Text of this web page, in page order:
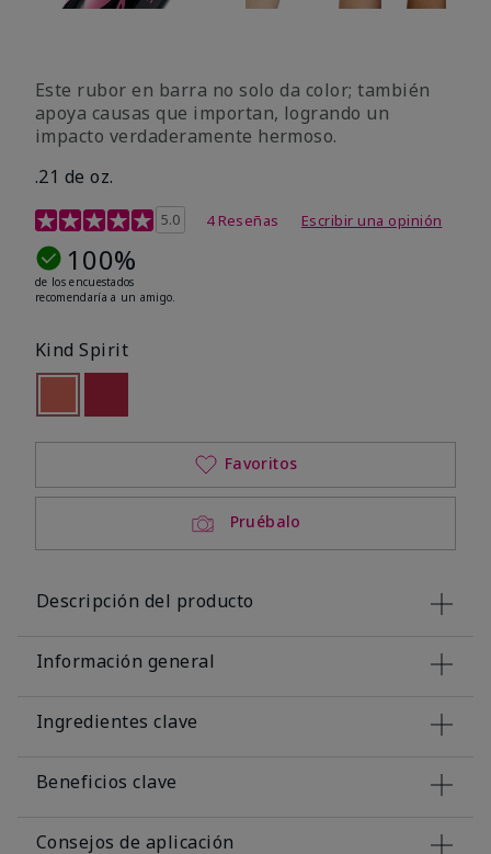
Este rubor en barra no solo da color; también
apoya causas que importan, logrando un
impacto verdaderamente hermoso.
.21 de oz.
Calificación de clientes de 3,1 de 5
5.0 4 Reseñas Escribir una opinión
100%
de los encuestados
recomendaría a un amigo.
Kind Spirit
seleccionado
Out of stock
Pruébalo
Favoritos
Descripción del producto
Información general
Ingredientes clave
Beneficios clave
Consejos de aplicación